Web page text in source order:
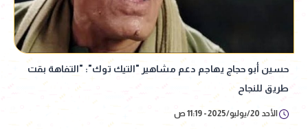
حسين أبو حجاج يهاجم دعم مشاهير "التيك توك": "التفاهة بقت
طريق للنجاح
الأحد 20/يوليو/2025 - 11:19 ص